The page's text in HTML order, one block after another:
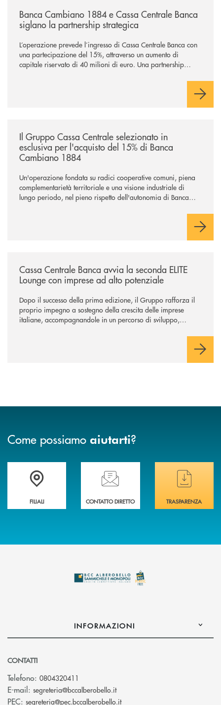
Banca Cambiano 1884 e Cassa Centrale Banca
siglano la partnership strategica
L’operazione prevede l’ingresso di Cassa Centrale Banca con
una partecipazione del 15%, attraverso un aumento di
capitale riservato di 40 milioni di euro. Una partnership
comuni e sulla prossimità ai territori, per ampliare l’offerta e
Il Gruppo Cassa Centrale selezionato in
esclusiva per l'acquisto del 15% di Banca
Cambiano 1884
Un'operazione fondata su radici cooperative comuni, piena
complementarietà territoriale e una visione industriale di
lungo periodo, nel pieno rispetto dell'autonomia di Banca
negoziazione esclusiva per la finalizzazione dell’operazione.
Cassa Centrale Banca avvia la seconda ELITE
Lounge con imprese ad alto potenziale
Dopo il successo della prima edizione, il Gruppo rafforza il
proprio impegno a sostegno della crescita delle imprese
italiane, accompagnandole in un percorso di sviluppo,
Come possiamo aiutarti?
Trova la filiale più vicina a te
FILIALI
Hai bisogno di assistenza immediata ?
CONTATTO DIRETTO
Hai bisogno di
TRASPARENZA
INFORMAZIONI
CONTATTI
Telefono: 0804320411
E-mail: segreteria@bccalberobello.it(si apre l’app di posta
PEC: segreteria@pec.bccalberobello.it(si apre l’app di posta